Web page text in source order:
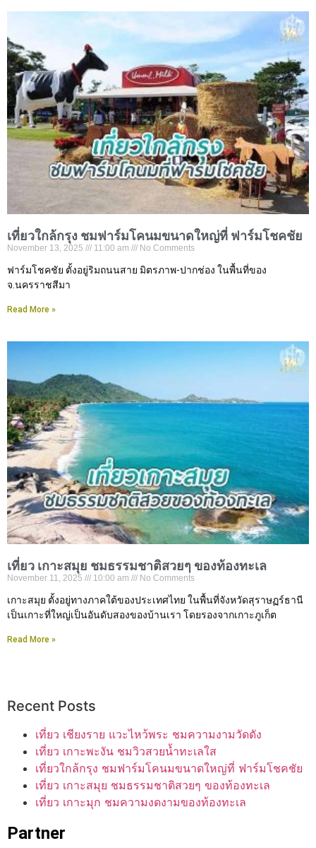
เที่ยวใกล้กรุง ชมฟาร์มโคนมขนาดใหญ่ที่ ฟาร์มโชคชัย
November 13, 2025 11:00 am No Comments
ฟาร์มโชคชัย ตั้งอยู่ริมถนนสาย มิตรภาพ-ปากช่อง ในพื้นที่ของ
จ.นครราชสีมา
Read More »
เที่ยว เกาะสมุย ชมธรรมชาติสวยๆ ของท้องทะเล
November 11, 2025 10:00 am No Comments
เกาะสมุย ตั้งอยู่ทางภาคใต้ของประเทศไทย ในพื้นที่จังหวัดสุราษฏร์ธานี
เป็นเกาะที่ใหญ่เป็นอันดับสองของบ้านเรา โดยรองจากเกาะภูเก็ต
Read More »
Recent Posts
เที่ยว เชียงราย แวะไหว้พระ ชมความงามวัดดัง
เที่ยว เกาะพะงัน ชมวิวสวยน้ำทะเลใส
เที่ยวใกล้กรุง ชมฟาร์มโคนมขนาดใหญ่ที่ ฟาร์มโชคชัย
เที่ยว เกาะสมุย ชมธรรมชาติสวยๆ ของท้องทะเล
เที่ยว เกาะมุก ชมความงดงามของท้องทะเล
Partner